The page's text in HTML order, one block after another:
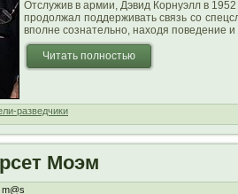
Отслужив в армии, Дэвид Корнуэлл в
продолжал поддерживать связь со
вполне сознательно, находя поведение
Читать полностью
разведчики
Моэм